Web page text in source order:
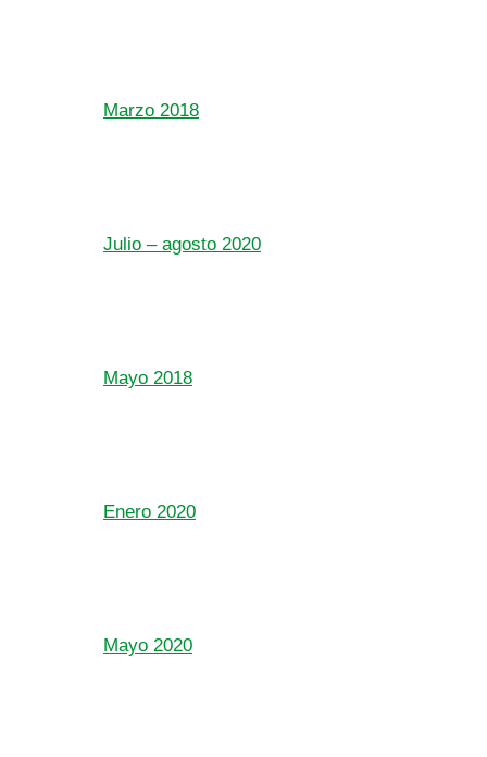
Marzo 2018
Julio – agosto 2020
Mayo 2018
Enero 2020
Mayo 2020